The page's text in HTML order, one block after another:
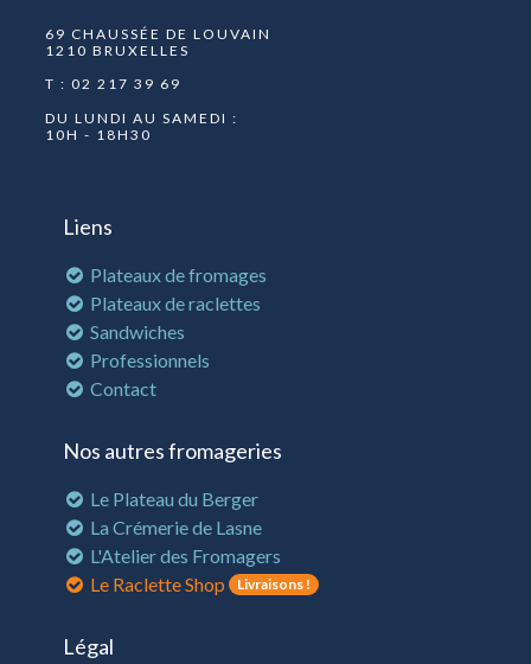
69 CHAUSSÉE DE LOUVAIN
1210 BRUXELLES
T : 02 217 39 69
DU LUNDI AU SAMEDI :
10H - 18H30
Liens
Plateaux de fromages
Plateaux de raclettes
Sandwiches
Professionnels
Contact
Nos autres fromageries
Le Plateau du Berger
La Crémerie de Lasne
L'Atelier des Fromagers
Le Raclette Shop
Livraisons !
Légal